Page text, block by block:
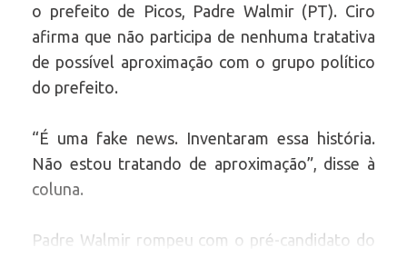
o prefeito de Picos, Padre Walmir (PT). Ciro
afirma que não participa de nenhuma tratativa
de possível aproximação com o grupo político
do prefeito.
“É uma fake news. Inventaram essa história.
Não estou tratando de aproximação”, disse à
coluna.
Padre Walmir rompeu com o pré-candidato do